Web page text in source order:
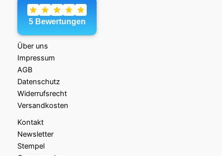
Über uns
Impressum
AGB
Datenschutz
Widerrufsrecht
Versandkosten
Kontakt
Newsletter
Stempel